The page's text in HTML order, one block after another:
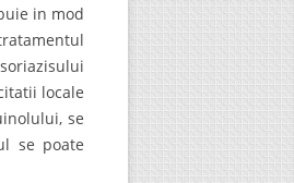
in mod
locale
se
se poate